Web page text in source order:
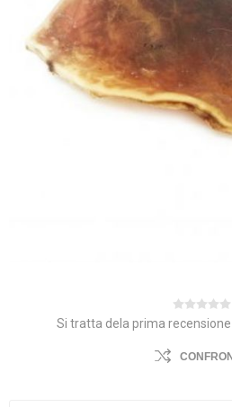
Si tratta dela prima